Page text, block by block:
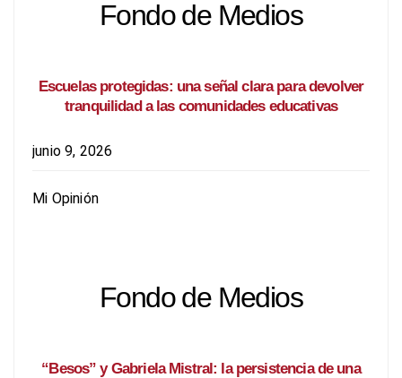
Fondo de Medios
Escuelas protegidas: una señal clara para devolver
tranquilidad a las comunidades educativas
junio 9, 2026
Mi Opinión
Fondo de Medios
“Besos” y Gabriela Mistral: la persistencia de una